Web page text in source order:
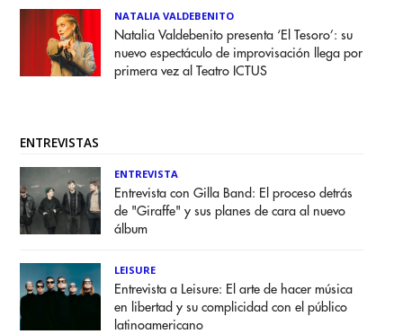
NATALIA VALDEBENITO
Natalia Valdebenito presenta ‘El Tesoro’: su
nuevo espectáculo de improvisación llega por
primera vez al Teatro ICTUS
ENTREVISTAS
ENTREVISTA
Entrevista con Gilla Band: El proceso detrás
de "Giraffe" y sus planes de cara al nuevo
álbum
LEISURE
Entrevista a Leisure: El arte de hacer música
en libertad y su complicidad con el público
latinoamericano